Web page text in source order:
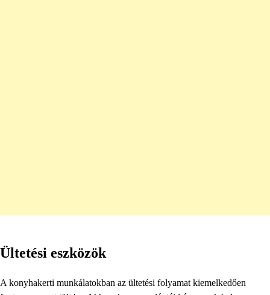
Ültetési eszközök
A konyhakerti munkálatokban az ültetési folyamat kiemelkedően